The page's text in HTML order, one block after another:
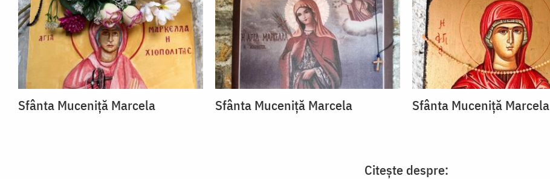
Sfânta Muceniță Marcela Sfânta Muceniță Marcela Sfânta Muceniță Marcela
Citește despre: